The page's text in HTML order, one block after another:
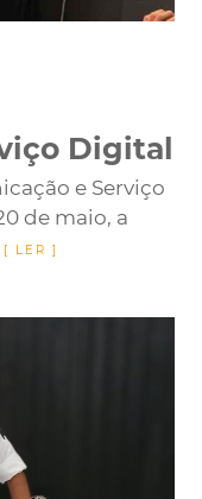
Digital
e Serviço
de maio, a